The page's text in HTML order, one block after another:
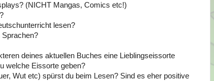
(NICHT Mangas, Comics etc!)
lesen?
Sprachen?
deines aktuellen Buches eine Lieblingseissorte
welche Eissorte geben?
Wut etc) spürst du beim Lesen? Sind es eher positive